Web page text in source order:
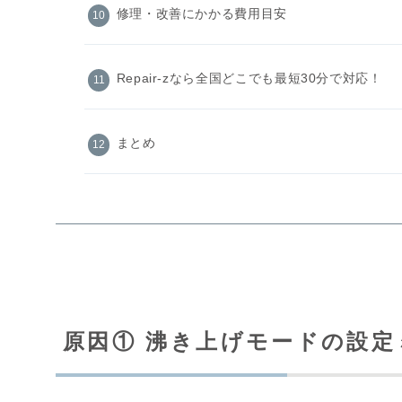
修理・改善にかかる費用目安
Repair-zなら全国どこでも最短30分で対応！
まとめ
原因① 沸き上げモードの設定